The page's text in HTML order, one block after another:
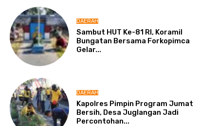
DAERAH
Sambut HUT Ke-81 RI, Koramil
Bungatan Bersama Forkopimca
Gelar...
DAERAH
Kapolres Pimpin Program Jumat
Bersih, Desa Juglangan Jadi
Percontohan...